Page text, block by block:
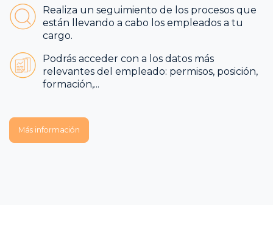
Realiza un seguimiento de los procesos que
están llevando a cabo los empleados a tu
cargo.
Podrás acceder con a los datos más
relevantes del empleado: permisos, posición,
formación,...
Más información